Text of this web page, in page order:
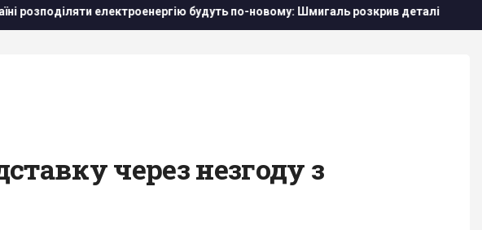
електроенергію будуть по-новому: Шмигаль розкрив деталі Захід
через незгоду з